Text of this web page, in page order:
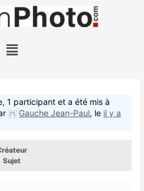
1 participant et a été mis à
Gauche Jean-Paul, le il y a
Sujet